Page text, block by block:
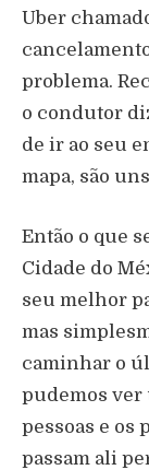
Uber
problema.
o condutor
de ir ao seu
mapa, são
Então o que
Cidade do
seu melhor
mas
caminhar o
pudemos ver
pessoas e os
passam ali